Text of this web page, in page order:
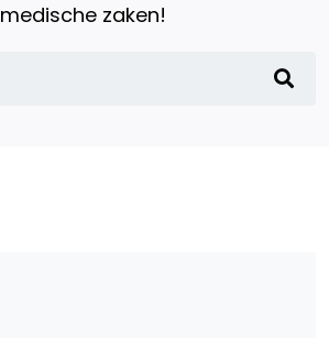
medische zaken!